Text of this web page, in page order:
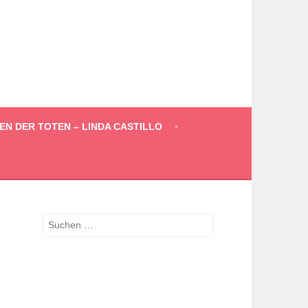
DER TOTEN – LINDA CASTILLO
Suchen